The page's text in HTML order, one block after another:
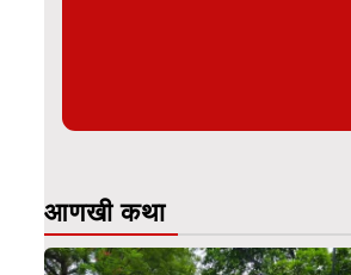
आणखी कथा